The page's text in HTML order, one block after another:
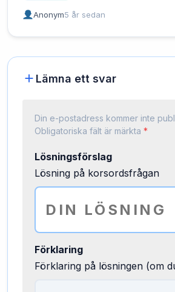
Anonym5 år sedan
Lämna ett svar
Din e-postadress kommer inte
Obligatoriska fält är märkta *
Lösningsförslag
Lösning på korsordsfrågan
Förklaring
Förklaring på lösningen (om